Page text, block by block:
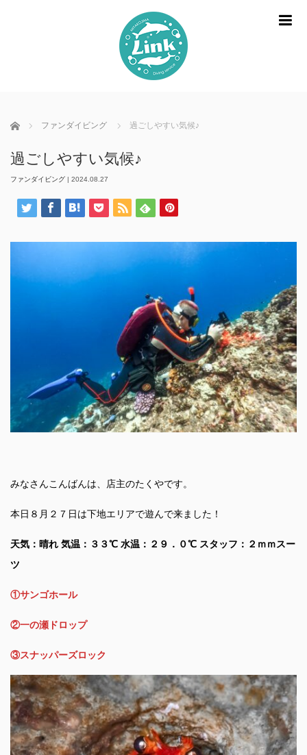
ホーム ファンダイビング 過ごしやすい気候♪
過ごしやすい気候♪
ファンダイビング | 2024.08.27
みなさんこんばんは、店主のたくやです。
本日８月２７日は下地エリアで遊んで来ました！
天気：晴れ 気温：３３℃ 水温：２９．０℃ スタッフ：２ｍｍスー
ツ
①サンゴホール
②一の瀬ドロップ
③スナッパーズロック